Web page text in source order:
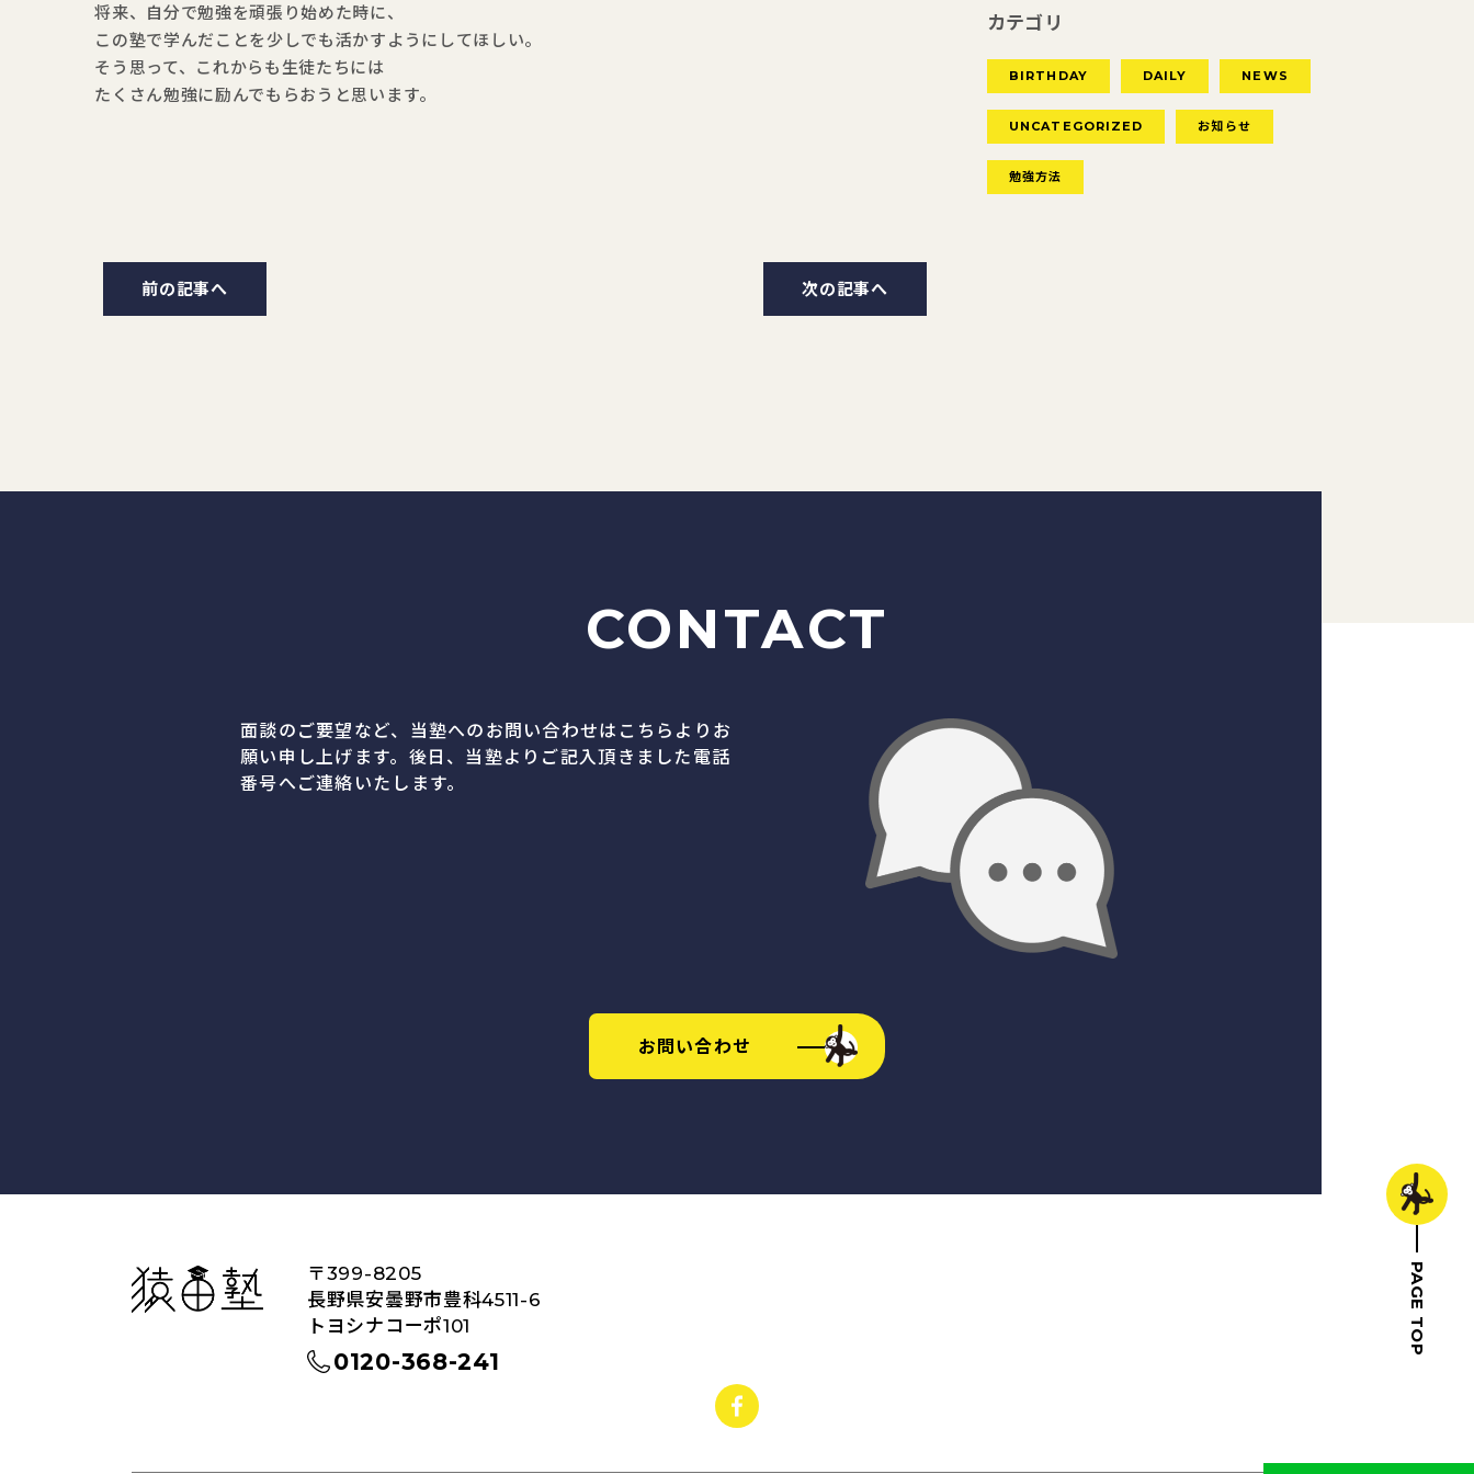
将来、自分で勉強を頑張り始めた時に、
この塾で学んだことを少しでも活かすようにしてほしい。
そう思って、これからも生徒たちには
たくさん勉強に励んでもらおうと思います。
前の記事へ 次の記事へ
カテゴリ
BIRTHDAY DAILY NEWS
UNCATEGORIZED お知らせ
勉強方法
CONTACT
面談のご要望など、当塾へのお問い合わせはこちらよりお
願い申し上げます。後日、当塾よりご記入頂きました電話
番号へご連絡いたします。
お問い合わせ
PAGE TOP
猿田塾
〒399-8205
長野県安曇野市豊科4511-6
トヨシナコーポ101
0120-368-241
facebook